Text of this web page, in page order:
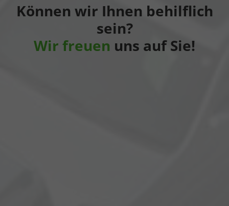
Können wir Ihnen behilflich
sein?
Wir freuen uns auf Sie!